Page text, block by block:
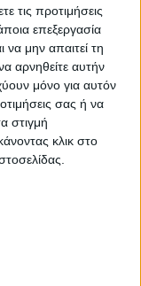
τις προτιμήσεις
επεξεργασία
μην απαιτεί τη
αρνηθείτε αυτήν
μόνο για αυτόν
σας ή να
στιγμή
κλικ στο
το μέλλον
παρελθόν